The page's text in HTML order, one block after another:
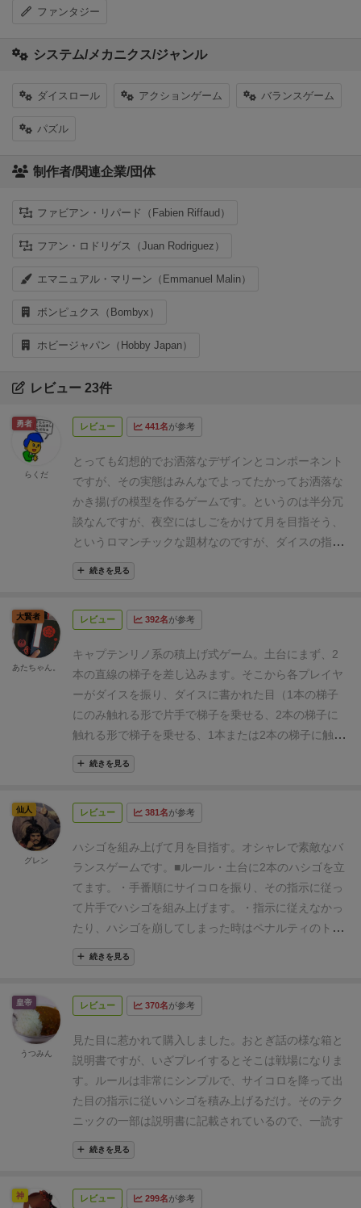
ファンタジー
システム/メカニクス/ジャンル
ダイスロール アクションゲーム バランスゲーム
パズル
制作者/関連企業/団体
ファビアン・リパード（Fabien Riffaud）
フアン・ロドリゲス（Juan Rodriguez）
エマニュアル・マリーン（Emmanuel Malin）
ボンピュクス（Bombyx）
ホビージャパン（Hobby Japan）
レビュー 23件
レビュー 441名が参考
とっても幻想的でお洒落なデザインとコンポーネント
ですが、その実態はみんなでよってたかってお洒落な
かき揚げの模型を作るゲームです。
というのは半分冗
談なんですが、夜空にはしごをかけて月を目指そう、
というロマンチックな題材なのですが、ダイスの指示
と不安定な地盤のおかげでこれがなかなかうまく行き
ません。なんとかハシゴの崩壊を防ごうとする内に気
たちに…というままならなさと悩ましさが面白いゲー
て、このポイントチップが尽きたらゲーム終了…なん
ですが、案外崩れなかったりバラけたりして勝者、敗
者が決まらなかったりします。明確な勝敗を決めるの
ではなく（もちろんゲームなので勝敗は大事です）、
はしごをかけていく行程と雰囲気、鮮やかに決めた時
の場の盛り上がりを楽しむゲームなのかな、と思いま
ーネントの豪華さで、ボードゲーム初めての人でもさ
らっと参加できるのが良いですね。
しごの置き方が技名付きで載っているので、参考にな
るかもしれません。恥ずべき一手も存在するそうで
す。
続きを見る
勇者
らくだ
レビュー 392名が参考
キャプテンリノ系の積上げ式ゲーム。土台にまず、2
本の直線の梯子を差し込みます。そこから各プレイヤ
ーがダイスを振り、ダイスに書かれた目（1本の梯子
にのみ触れる形で片手で梯子を乗せる、2本の梯子に
触れる形で梯子を乗せる、1本または2本の梯子に触れ
る形で梯子の位置が最も高い場所に来ていなくてはな
らない）で、梯子を乗せていく。崩した梯子の山が土
ム。ただし、意外と多く積み重ねるのが難しく、大勢
続きを見る
大賢者
あたちゃん。
レビュー 381名が参考
ハシゴを組み上げて月を目指す。オシャレで素敵なバ
ランスゲームです。 ■ルール ・土台に2本のハシゴを立
てます。
・手番順にサイコロを振り、その指示に従っ
て片手でハシゴを組み上げます。
・指示に従えなかっ
たり、ハシゴを崩してしまった時はペナルティのトー
クンを受け取ります。
った時点で最もペナルティの少ないプレイヤーの勝
軽にゲームを楽しめる。
見ながらのワイワイ感想戦するのが楽しい。 ■気にな
るところ ・ゲーム終了までの過程を楽しめる人に向い
ている。勝ち負けにこだわる人がいると崩れやすい置
き方を連発して、オブジェが組み上がらず盛り上がら
ない。
■補足土台のハシゴはルール通りにやると2本な
のですが、我が家の場合には小さい子がいるので3本
か使えないというルールが、もどかしくもあり楽しく
続きを見る
仙人
グレン
レビュー 370名が参考
見た目に惹かれて購入しました。
おとぎ話の様な箱と
説明書ですが、いざプレイするとそこは戦場になりま
す。
ルールは非常にシンプルで、サイコロを降って出
た目の指示に従いハシゴを積み上げるだけ。 そのテク
ニックの一部は説明書に記載されているので、一読す
ると楽しめると思います。
おくと、それで相手を口撃できます。
ロの指示に従えなかった場合は敗北点がつくため、下
続きを見る
皇帝
うつみん
レビュー 299名が参考
神